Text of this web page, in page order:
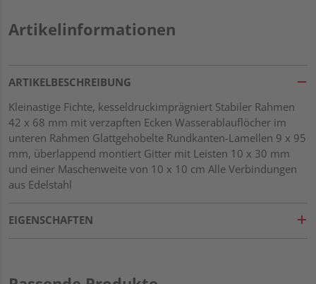
Artikelinformationen
ARTIKELBESCHREIBUNG
Kleinastige Fichte, kesseldruckimprägniert Stabiler Rahmen
42 x 68 mm mit verzapften Ecken Wasserablauflöcher im
unteren Rahmen Glattgehobelte Rundkanten-Lamellen 9 x 95
mm, überlappend montiert Gitter mit Leisten 10 x 30 mm
und einer Maschenweite von 10 x 10 cm Alle Verbindungen
aus Edelstahl
EIGENSCHAFTEN